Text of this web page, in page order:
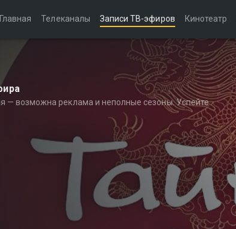
Главная Телеканалы Записи ТВ-эфиров Кинотеатр
— возможна реклама и неполные сезоны. Успейте